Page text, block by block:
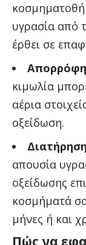
υγρασία από
έρθει σε
κιμωλία
αέρια
οξείδωση.
απουσία
οξείδωσης
κοσμήματά
μήνες ή και
Πώς να